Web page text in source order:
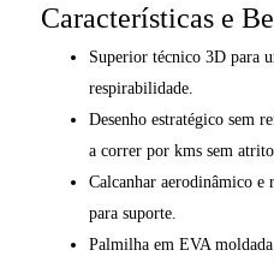
Características e
Superior técnico 3D para
respirabilidade.
Desenho estratégico sem
a correr por kms sem atrito.
Calcanhar aerodinâmico
para suporte.
Palmilha em EVA